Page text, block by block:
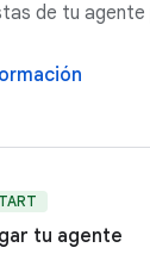
de tu agente
tu agente